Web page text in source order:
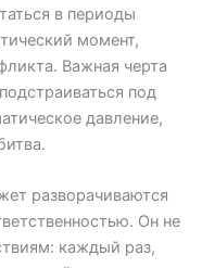
в периоды
момент,
Важная черта
под
давление,
разворачиваются
Он не
каждый раз,